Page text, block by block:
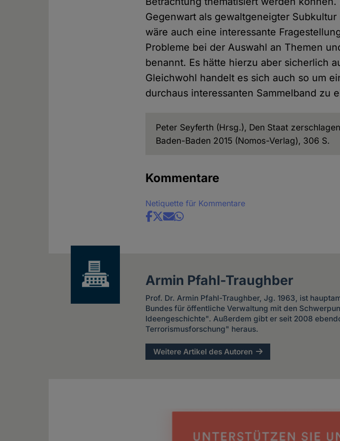
Gegenwart als gewaltgeneigter
wäre auch eine interessante
Probleme bei der Auswahl an Themen
benannt. Es hätte hierzu aber sicherlich
Gleichwohl handelt es sich auch so um
durchaus interessanten Sammelband zu
Peter Seyferth (Hrsg.), Den Staat
Baden-Baden 2015 (Nomos-Verlag), 306 S.
Kommentare
Netiquette für Kommentare
Share
Armin Pfahl-Traughber
Prof. Dr. Armin Pfahl-Traughber, Jg. 1963, ist
Bundes für öffentliche Verwaltung mit den
Ideengeschichte". Außerdem gibt er seit 2008
Terrorismusforschung" heraus.
Weitere Artikel des Autoren